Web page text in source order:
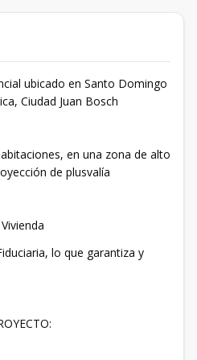
ubicado en Santo Domingo
Ciudad Juan Bosch
en una zona de alto
de plusvalía
lo que garantiza y